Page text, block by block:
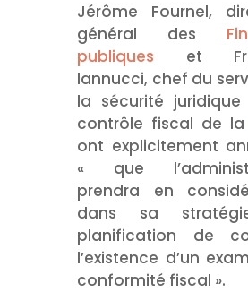
Jérôme Fournel,
général des
publiques et
Iannucci, chef du
la sécurité
contrôle fiscal de la
ont explicitement
« que
prendra en
dans sa
planification de
l’existence d’un
conformité fiscal ».